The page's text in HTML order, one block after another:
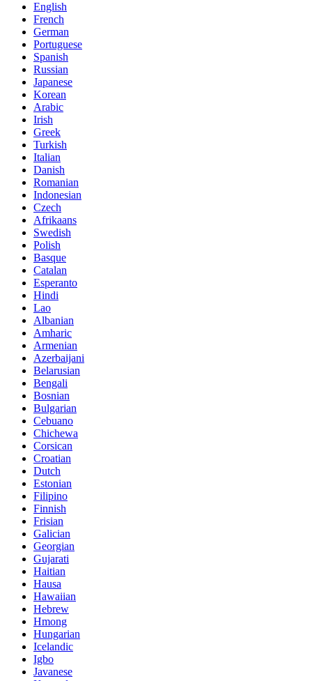
English
French
German
Portuguese
Spanish
Russian
Japanese
Korean
Arabic
Irish
Greek
Turkish
Italian
Danish
Romanian
Indonesian
Czech
Afrikaans
Swedish
Polish
Basque
Catalan
Esperanto
Hindi
Lao
Albanian
Amharic
Armenian
Azerbaijani
Belarusian
Bengali
Bosnian
Bulgarian
Cebuano
Chichewa
Corsican
Croatian
Dutch
Estonian
Filipino
Finnish
Frisian
Galician
Georgian
Gujarati
Haitian
Hausa
Hawaiian
Hebrew
Hmong
Hungarian
Icelandic
Igbo
Javanese